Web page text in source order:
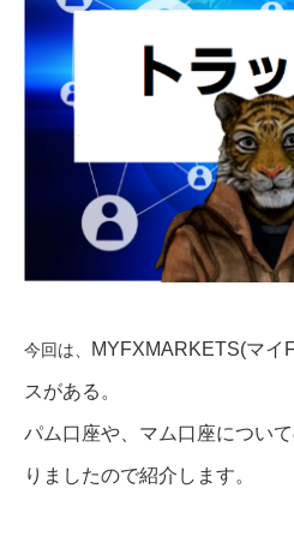
今回は、 MYFXMARKETS(マイ
スがある。
パム口座や、マム口座につい
りましたので紹介します。